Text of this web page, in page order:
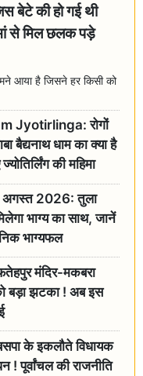
की हो गई थी
से मिल छलक पड़े
आया है जिसने हर किसी को
Jyotirlinga: रोगों
बैद्यनाथ धाम का क्या है
की महिमा
2026: तुला
भाग्य का साथ, जानें
भाग्यफल
मंदिर-मकबरा
बड़ा झटका ! अब इस
के इकलौते विधायक
! पूर्वांचल की राजनीति